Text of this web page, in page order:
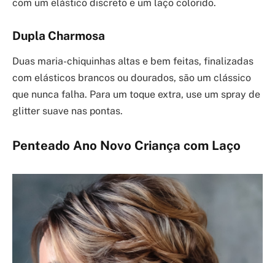
com um elástico discreto e um laço colorido.
Dupla Charmosa
Duas maria-chiquinhas altas e bem feitas, finalizadas
com elásticos brancos ou dourados, são um clássico
que nunca falha. Para um toque extra, use um spray de
glitter suave nas pontas.
Penteado Ano Novo Criança com Laço